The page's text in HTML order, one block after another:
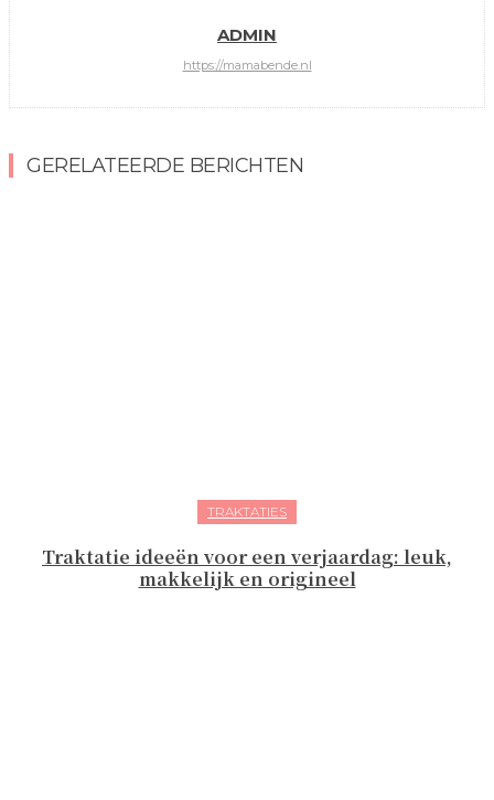
ADMIN
https://mamabende.nl
GERELATEERDE BERICHTEN
TRAKTATIES
Traktatie ideeën voor een verjaardag: leuk,
makkelijk en origineel